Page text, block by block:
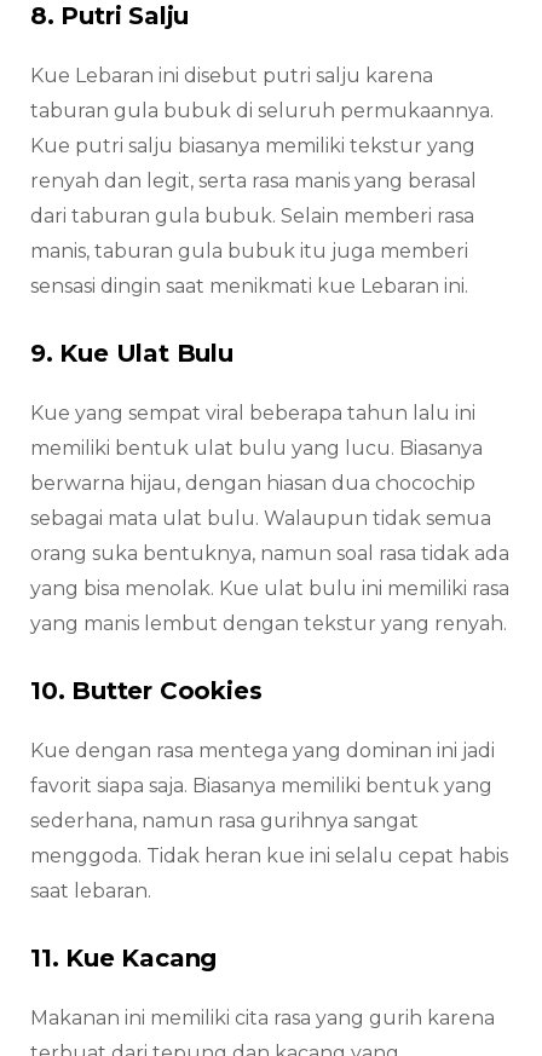
8. Putri Salju
Kue Lebaran ini disebut putri salju karena
taburan gula bubuk di seluruh permukaannya.
Kue putri salju biasanya memiliki tekstur yang
renyah dan legit, serta rasa manis yang berasal
dari taburan gula bubuk. Selain memberi rasa
manis, taburan gula bubuk itu juga memberi
sensasi dingin saat menikmati kue Lebaran ini.
9. Kue Ulat Bulu
Kue yang sempat viral beberapa tahun lalu ini
memiliki bentuk ulat bulu yang lucu. Biasanya
berwarna hijau, dengan hiasan dua chocochip
sebagai mata ulat bulu. Walaupun tidak semua
orang suka bentuknya, namun soal rasa tidak ada
yang bisa menolak. Kue ulat bulu ini memiliki rasa
yang manis lembut dengan tekstur yang renyah.
10. Butter Cookies
Kue dengan rasa mentega yang dominan ini jadi
favorit siapa saja. Biasanya memiliki bentuk yang
sederhana, namun rasa gurihnya sangat
menggoda. Tidak heran kue ini selalu cepat habis
saat lebaran.
11. Kue Kacang
Makanan ini memiliki cita rasa yang gurih karena